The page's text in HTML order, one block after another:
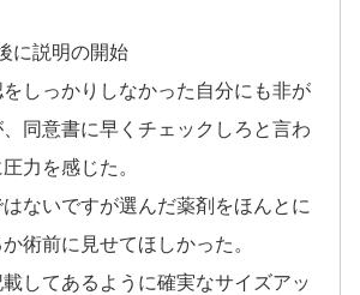
に説明の開始
しっかりしなかった自分にも非が
同意書に早くチェックしろと言わ
力を感じた。
ないですが選んだ薬剤をほんとに
術前に見せてほしかった。
してあるように確実なサイズアッ